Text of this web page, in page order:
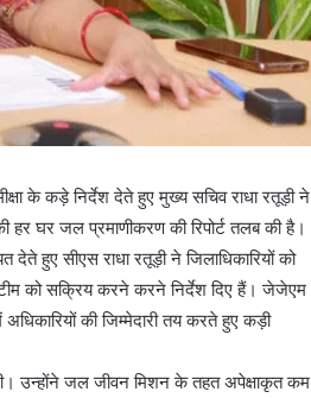
के कड़े निर्देश देते हुए मुख्य सचिव राधा रतूड़ी ने
हर घर जल प्रमाणीकरण की रिपोर्ट तलब की है।
हुए सीएस राधा रतूड़ी ने जिलाधिकारियों को
टीम को सक्रिय करने करने निर्देश दिए हैं। जेजेएम
की जिम्मेदारी तय करते हुए कड़ी
उन्होंने जल जीवन मिशन के तहत अपेक्षाकृत कम